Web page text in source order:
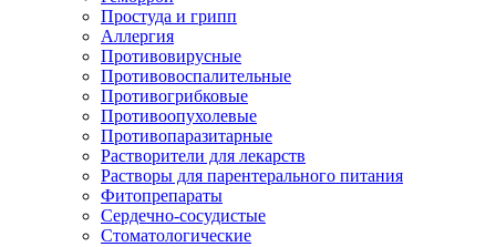
Простуда и грипп
Аллергия
Противовирусные
Противовоспалительные
Противогрибковые
Противоопухолевые
Противопаразитарные
Растворители для лекарств
Растворы для парентерального питания
Фитопрепараты
Сердечно-сосудистые
Стоматологические